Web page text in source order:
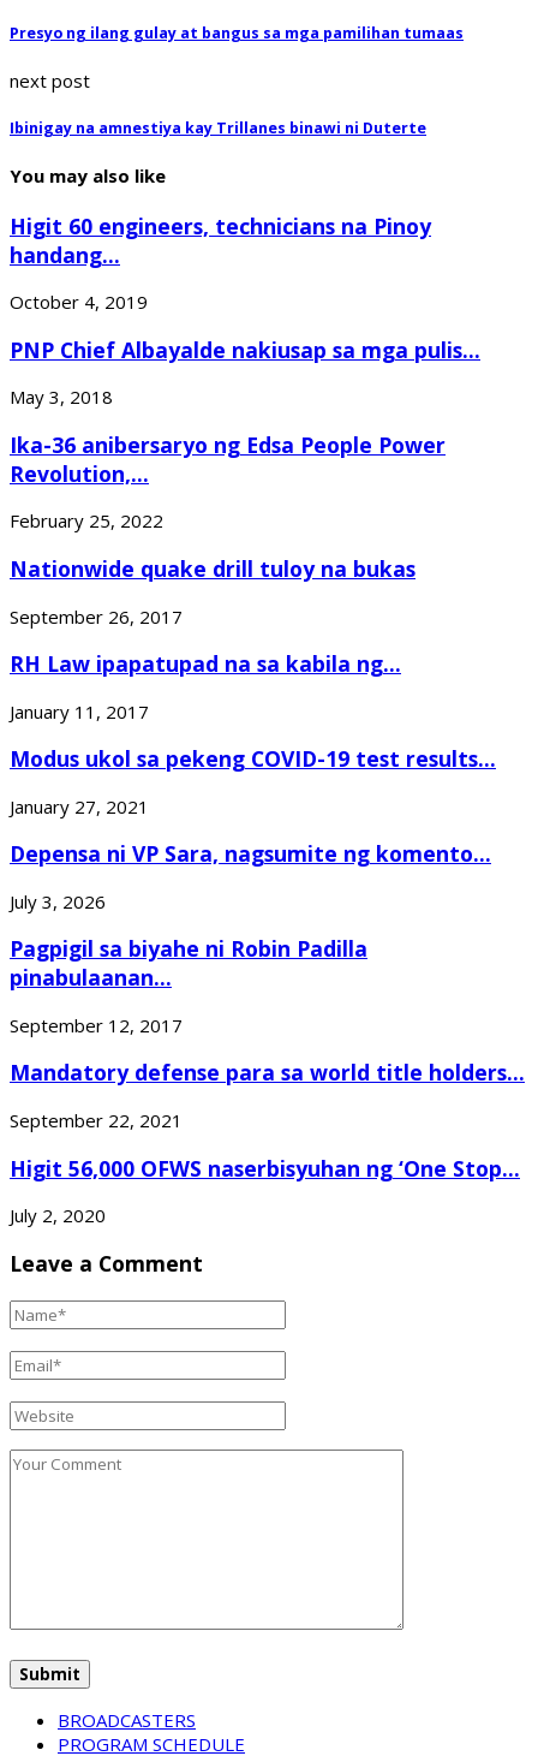
Presyo ng ilang gulay at bangus sa mga pamilihan tumaas
next post
Ibinigay na amnestiya kay Trillanes binawi ni Duterte
You may also like
Higit 60 engineers, technicians na Pinoy
handang...
October 4, 2019
PNP Chief Albayalde nakiusap sa mga pulis...
May 3, 2018
Ika-36 anibersaryo ng Edsa People Power
Revolution,...
February 25, 2022
Nationwide quake drill tuloy na bukas
September 26, 2017
RH Law ipapatupad na sa kabila ng...
January 11, 2017
Modus ukol sa pekeng COVID-19 test results...
January 27, 2021
Depensa ni VP Sara, nagsumite ng komento...
July 3, 2026
Pagpigil sa biyahe ni Robin Padilla
pinabulaanan...
September 12, 2017
Mandatory defense para sa world title holders...
September 22, 2021
Higit 56,000 OFWS naserbisyuhan ng ‘One Stop...
July 2, 2020
Leave a Comment
BROADCASTERS
PROGRAM SCHEDULE